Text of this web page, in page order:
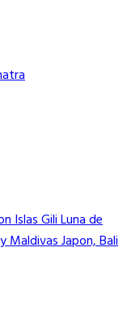
Islas GiliLuna de
MaldivasJapon, Bali